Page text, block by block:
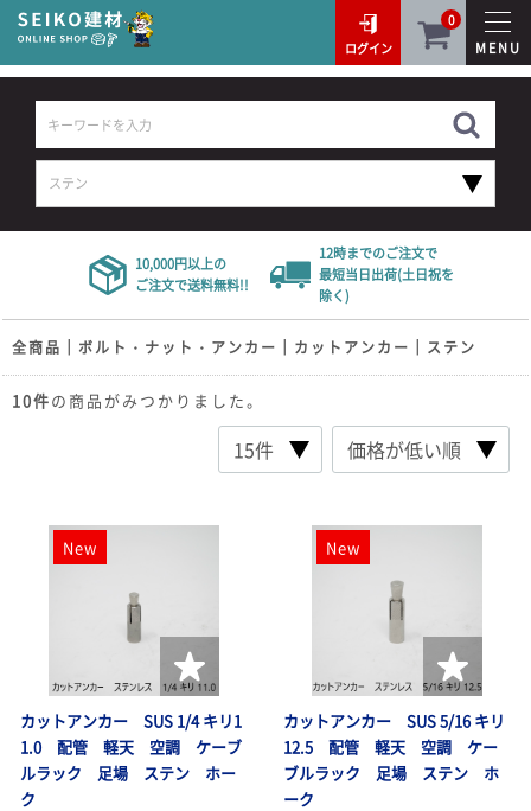
0
ログイン
MENU
10,000円以上の
ご注文で送料無料!!
12時までのご注文で
最短当日出荷(土日祝を
除く)
全商品 ボルト・ナット・アンカー カットアンカー ステン
10件の商品がみつかりました。
New
カットアンカー SUS 1/4 キリ1
1.0 配管 軽天 空調 ケーブ
ルラック 足場 ステン ホー
ク
New
カットアンカー SUS 5/16 キリ
12.5 配管 軽天 空調 ケー
ブルラック 足場 ステン ホ
ーク